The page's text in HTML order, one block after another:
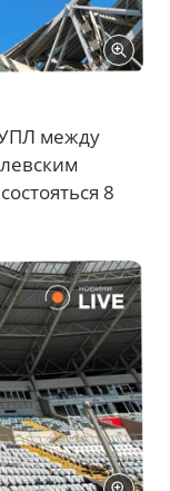
между
8